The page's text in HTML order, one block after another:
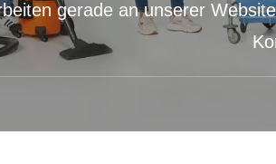
gerade an unserer